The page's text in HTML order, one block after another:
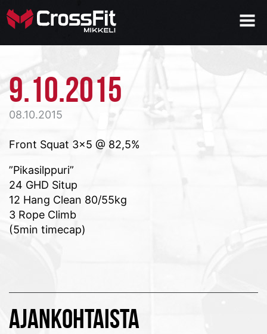
9.10.2015
08.10.2015
Front Squat 3×5 @ 82,5%
”Pikasilppuri”
24 GHD Situp
12 Hang Clean 80/55kg
3 Rope Climb
(5min timecap)
AJANKOHTAISTA